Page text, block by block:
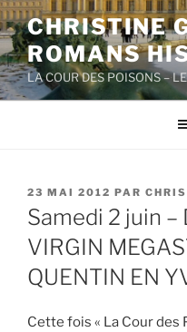
Aller
au
contenu
principal
CHRISTINE
ROMANS
LA COUR DES POISONS –
PUBLIÉ
LE
23 MAI 2012 PAR
Samedi 2 juin
VIRGIN
QUENTIN EN
Cette fois « La Cour des